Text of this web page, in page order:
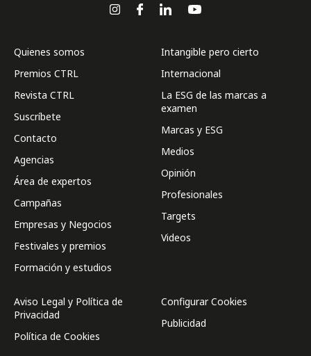
Quienes somos
Premios CTRL
Revista CTRL
Suscríbete
Contacto
Agencias
Área de expertos
Campañas
Empresas y Negocios
Festivales y premios
Formación y estudios
Intangible pero cierto
Internacional
La ESG de las marcas a
examen
Marcas y ESG
Medios
Opinión
Profesionales
Targets
Videos
Aviso Legal y Política de
Privacidad
Política de Cookies
Configurar Cookies
Publicidad